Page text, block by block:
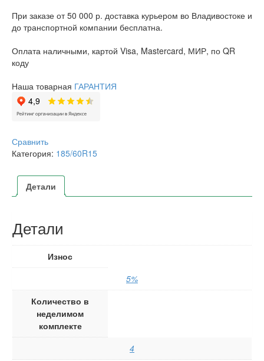
При заказе от 50 000 р. доставка курьером во Владивостоке и
до транспортной компании бесплатна.
Оплата наличными, картой Visa, Mastercard, МИР, по QR
коду
Наша товарная ГАРАНТИЯ
Сравнить
Категория: 185/60R15
Детали
Детали
Износ
5%
Количество в
неделимом
комплекте
4